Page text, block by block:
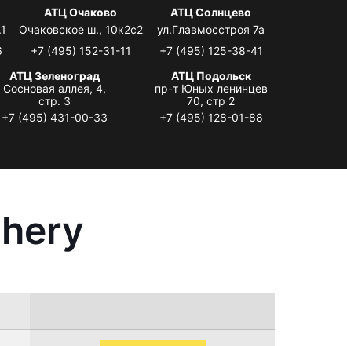
АТЦ Очаково
Очаковское ш., 10к2с2
+7 (495) 152-31-11
АТЦ Солнцево
ул.Главмосстроя 7а
+7 (495) 125-38-41
АТЦ Зеленоград
Сосновая аллея, 4,
стр. 3
+7 (495) 431-00-33
АТЦ Подольск
пр-т Юных ленинцев
70, стр 2
+7 (495) 128-01-88